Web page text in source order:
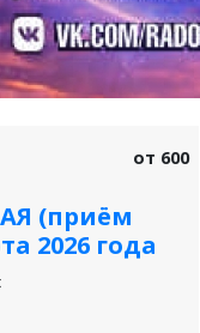
от 600
(приём
2026 года